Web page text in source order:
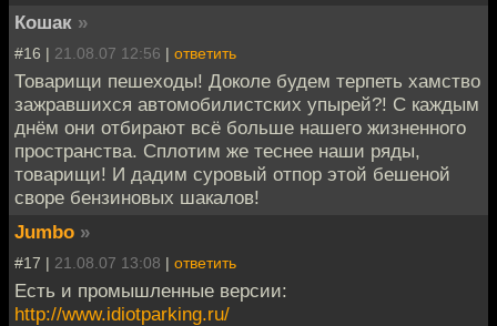
Кошак »
#16 | 21.08.07 12:56 | ответить
Товарищи пешеходы! Доколе будем терпеть хамство
зажравшихся автомобилистских упырей?! С каждым
днём они отбирают всё больше нашего жизненного
пространства. Сплотим же теснее наши ряды,
товарищи! И дадим суровый отпор этой бешеной
своре бензиновых шакалов!
Jumbo »
#17 | 21.08.07 13:08 | ответить
Есть и промышленные версии:
http://www.idiotparking.ru/